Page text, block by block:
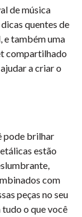
de música
quentes de
e também uma
compartilhado
a criar o
pode brilhar
estão
com
peças no seu
o que você